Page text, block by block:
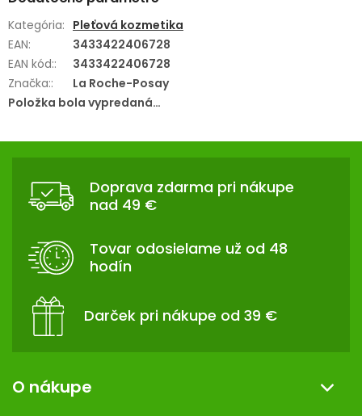
Kategória: Pleťová kozmetika
EAN:
3433422406728
EAN kód::
3433422406728
Značka::
La Roche-Posay
Položka bola vypredaná…
Z
Doprava zdarma pri nákupe
nad 49 €
Tovar odosielame už od 48
hodín
Darček pri nákupe od 39 €
O nákupe